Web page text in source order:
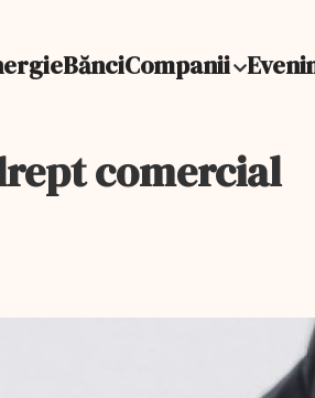
BănciCompanii
comercial